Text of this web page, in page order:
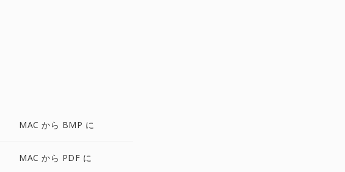
MAC から BMP に
MAC から PDF に